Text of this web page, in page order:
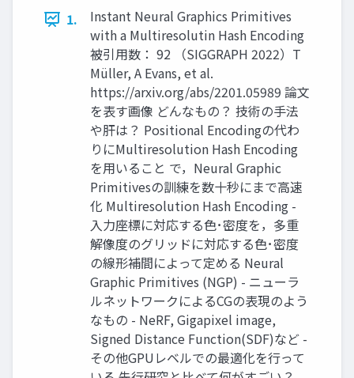
1.
Instant Neural Graphics Primitives
with a Multiresolutin Hash Encoding
被引用数： 92 （SIGGRAPH 2022）T
Müller, A Evans, et al.
https://arxiv.org/abs/2201.05989 論文
を表す画像 どんなもの？ 技術の手法
や肝は？ Positional Encodingの代わ
りにMultiresolution Hash Encoding
を用いること で，Neural Graphic
Primitivesの訓練を数十秒にまで高速
化 Multiresolution Hash Encoding -
入力座標に対応する色･密度を，多重
解像度のグリッドに対応する色･密度
の線形補間によって定める Neural
Graphic Primitives (NGP) - ニューラ
ルネットワークによるCGの表現のよう
なもの - NeRF, Gigapixel image,
Signed Distance Function(SDF)など -
その他GPUレベルでの最適化を行って